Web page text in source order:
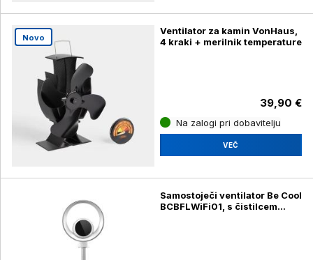
Novo
Ventilator za kamin VonHaus,
4 kraki + merilnik temperature
39,90 €
Na zalogi pri dobavitelju
VEČ
Samostoječi ventilator Be Cool
BCBFLWiFi01, s čistilcem